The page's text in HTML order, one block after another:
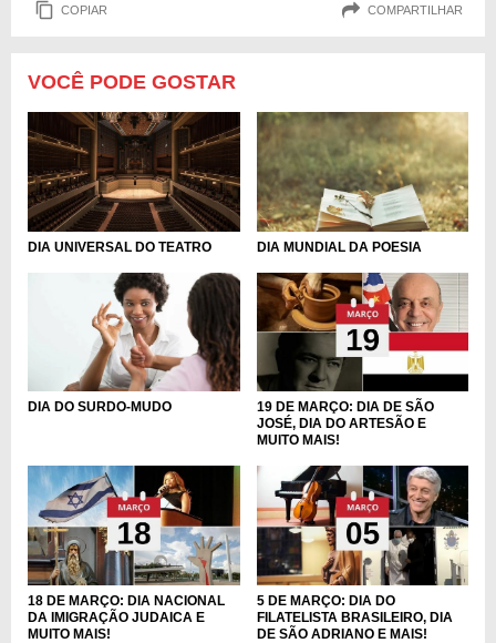
COPIAR COMPARTILHAR
VOCÊ PODE GOSTAR
DIA UNIVERSAL DO TEATRO DIA MUNDIAL DA POESIA
DIA DO SURDO-MUDO
19 DE MARÇO: DIA DE SÃO
JOSÉ, DIA DO ARTESÃO E
MUITO MAIS!
18 DE MARÇO: DIA NACIONAL
DA IMIGRAÇÃO JUDAICA E
MUITO MAIS!
5 DE MARÇO: DIA DO
FILATELISTA BRASILEIRO, DIA
DE SÃO ADRIANO E MAIS!